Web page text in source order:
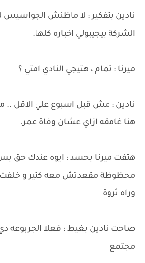
نادين بتفكير : لا ماظنش
الشركة بيجيبولي اخباره كلها.
ميرنا : تمام ، هتيجي النادي امتي ؟
نادين : مش قبل اسبوع علي الاقل .. ما
هنا غامقه ازاي عشان وفاة عمر.
هتفت ميرنا بحسد : ايوه عندك حق بس
محظوظة مقعدتش معه كتير و خلفت
وراه ثروة
صاحت نادين بغيظ : فعلا الجربوعه
مجتمع